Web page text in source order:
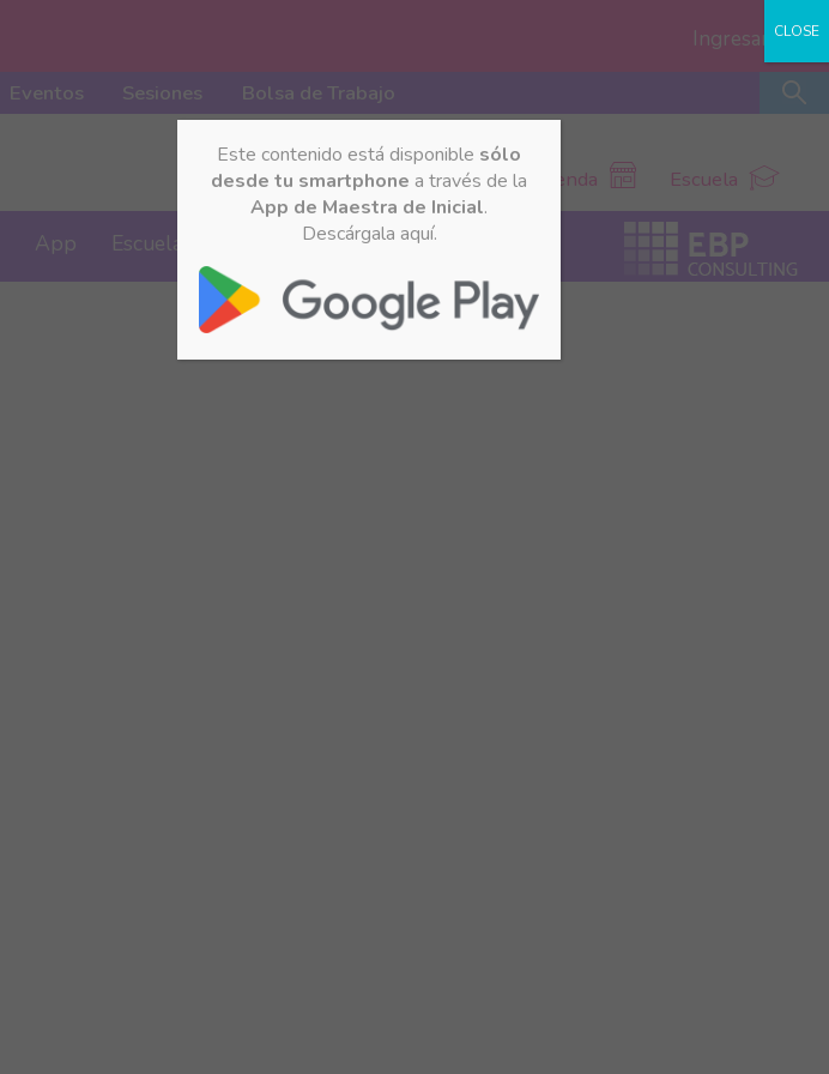
Ingresar
Eventos Sesiones Bolsa de Trabajo
Tienda Escuela
Este contenido está disponible sólo
desde tu smartphone a través de la
App de Maestra de Inicial.
Descárgala aquí.
CLOSE
App Escuela